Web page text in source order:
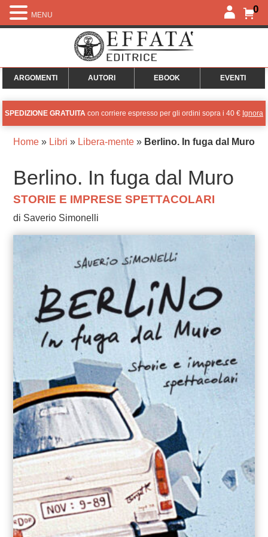
0
ARGOMENTI AUTORI EBOOK EVENTI
SPEDIZIONE GRATUITA con corriere espresso per gli ordini sopra i 40 € Ignora
Home» Libri » Libera-mente» Berlino. In fuga dal Muro
Berlino. In fuga dal Muro
STORIE E IMPRESE SPETTACOLARI
di Saverio Simonelli
MENU